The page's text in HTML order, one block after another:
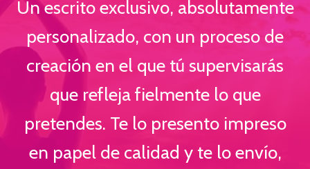
Un escrito exclusivo, absolutamente
personalizado, con un proceso de
creación en el que tú supervisarás
que refleja fielmente lo que
pretendes. Te lo presento impreso
en papel de calidad y te lo envío,